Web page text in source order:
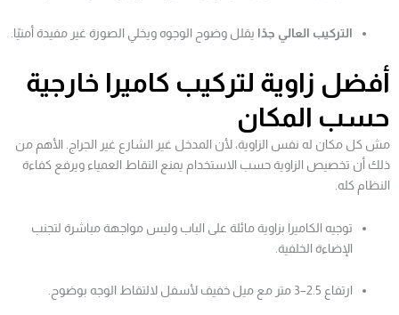
التركيب العالي جدًا يقلل وضوح الوجوه ويخلي الصورة غير مفيدة أمنيًا.
أفضل زاوية لتركيب كاميرا خارجية
حسب المكان
مش كل مكان له نفس الزاوية، لأن المدخل غير الشارع غير الجراج. الأهم من
ذلك أن تخصيص الزاوية حسب الاستخدام يمنع النقاط العمياء ويرفع كفاءة
النظام كله.
توجيه الكاميرا بزاوية مائلة على الباب وليس مواجهة مباشرة لتجنب
الإضاءة الخلفية.
ارتفاع 2.5–3 متر مع ميل خفيف لأسفل لالتقاط الوجه بوضوح.